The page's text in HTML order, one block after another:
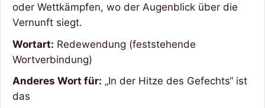
oder Wettkämpfen, wo der Augenblick über die
Vernunft siegt.
Wortart: Redewendung (feststehende
Wortverbindung)
Anderes Wort für: „In der Hitze des Gefechts“ ist
das